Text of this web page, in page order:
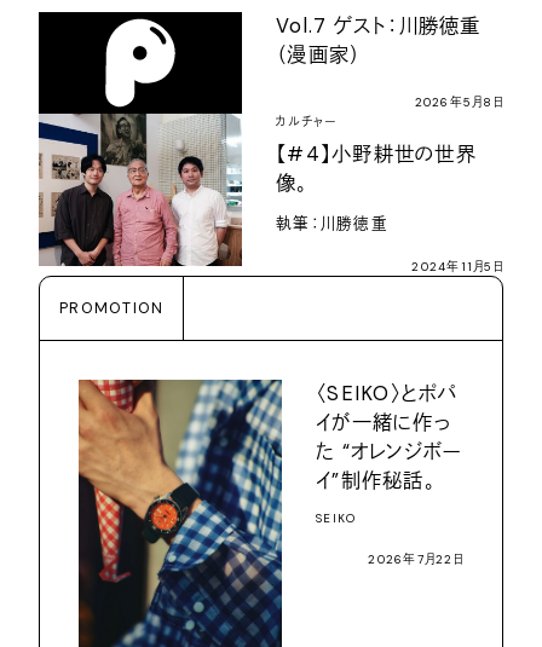
Vol.7 ゲスト：川勝徳重
（漫画家）
2026年5月8日
カルチャー
【#4】小野耕世の世界
像。
執筆：川勝徳重
2024年11月5日
PROMOTION
〈SEIKO〉とポパ
イが一緒に作っ
た “オレンジボー
イ”制作秘話。
SEIKO
2026年7月22日